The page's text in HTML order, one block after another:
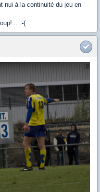
nui à la continuité du jeu en
:-(